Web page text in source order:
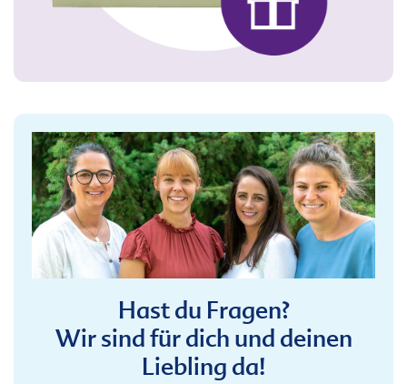
Hast du Fragen?
Wir sind für dich und deinen
Liebling da!